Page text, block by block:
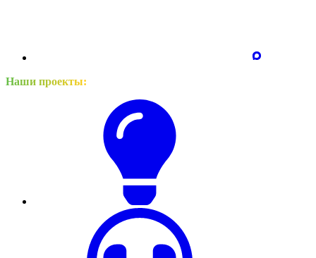
Наши проекты: